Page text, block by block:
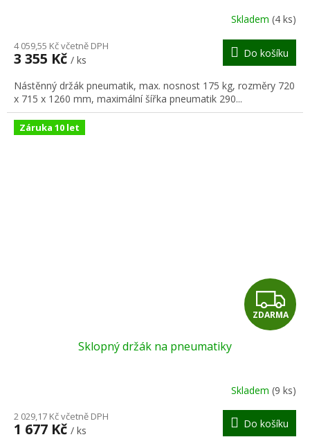
R
M
A
Skladem (4 ks)
4 059,55 Kč včetně DPH
3 355 Kč / ks
Do košíku
Nástěnný držák pneumatik, max. nosnost 175 kg, rozměry 720
x 715 x 1260 mm, maximální šířka pneumatik 290...
Záruka 10 let
Z
D
R
M
ZDARMA
Sklopný držák na pneumatiky
Skladem (9 ks)
2 029,17 Kč včetně DPH
1 677 Kč / ks
Do košíku